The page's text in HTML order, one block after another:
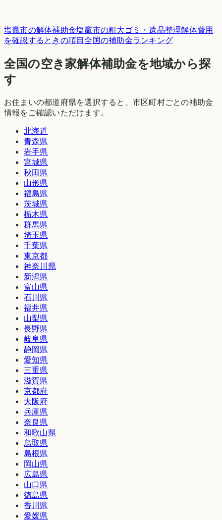
塩竈市の解体補助金塩竈市の粗大ゴミ・遺品整理解体費用
を確認するときの項目全国の補助金ランキング
全国の空き家解体補助金を地域から探
す
お住まいの都道府県を選択すると、市区町村ごとの補助金
情報をご確認いただけます。
北海道
青森県
岩手県
宮城県
秋田県
山形県
福島県
茨城県
栃木県
群馬県
埼玉県
千葉県
東京都
神奈川県
新潟県
富山県
石川県
福井県
山梨県
長野県
岐阜県
静岡県
愛知県
三重県
滋賀県
京都府
大阪府
兵庫県
奈良県
和歌山県
鳥取県
島根県
岡山県
広島県
山口県
徳島県
香川県
愛媛県